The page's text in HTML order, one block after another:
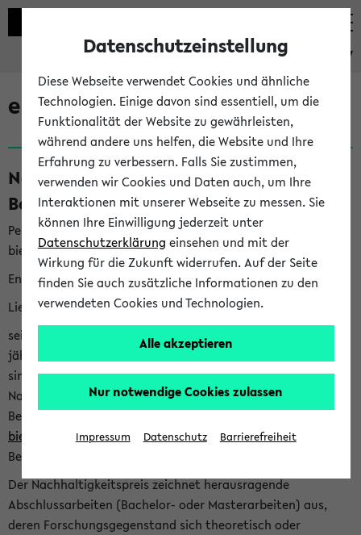
eKVV
eKVV News
Nachhaltigkeitspreis 2026:
Bewerbungsphase gestartet (06.08.26)
Per E-Mail eingestellt von nachhaltigkeitsbuero@uni-
bielefeld.de an den Verteiler 'Alle Studierenden':
English version below
Liebe Studierende,
seit 2023 verleiht das Rektorat der Universität Bielefeld
jährlich den Nachhaltigkeitspreis für Abschlussarbeiten. Sie
sind herzlich eingeladen sich mit Ihrer Abschlussarbeit beim
Nachhaltigkeitsbüro zu bewerben. Bitte nutzen Sie für Ihre
Bewerbung dieses Formular<https://formulare.uni-
bielefeld.de/frontend-server/form/provide/913/>. Die
Bewerbungsfrist endet am 30.09.2026.
Der Nachhaltigkeitspreis zeichnet herausragende
Abschlussarbeiten (Bachelor- oder Masterarbeiten) aus,
deren Forschungsgegenstand sich theoretisch oder
Datenschutzeinstellung
Diese Webseite verwendet Cookies und ähnliche
Technologien. Einige davon sind essentiell, um die
Funktionalität der Website zu gewährleisten,
während andere uns helfen, die Website und Ihre
Erfahrung zu verbessern. Falls Sie zustimmen,
verwenden wir Cookies und Daten auch, um Ihre
Interaktionen mit unserer Webseite zu messen. Sie
können Ihre Einwilligung jederzeit unter
Datenschutzerklärung einsehen und mit der
Wirkung für die Zukunft widerrufen. Auf der Seite
finden Sie auch zusätzliche Informationen zu den
verwendeten Cookies und Technologien.
Alle akzeptieren
Nur notwendige Cookies zulassen
Impressum Datenschutz Barrierefreiheit